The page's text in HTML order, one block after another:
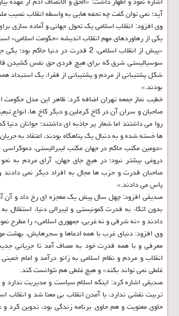
آید؛ نمی توان گفت چه تحفه هایی به واسطه انقلاب نصیب
وی افزود: انقلاب اسلامی یك تحول جهانی و آماده سازی
یكی از رهاوردهای مهم انقلاب اندیشه «حكومت اسلامی»
«پیش از انقلاب اسلامی، 2 قدرت در دنیا
سوسیالیستی شرق كه برای هیچ فردی حق نفس كشیدن
شكل پشتیبانی از مردم و پشتیبانی از فقرا، یك استبداد
بودند.»
خطیب نماز جمعه تهران اضافه كرد: ظاهر این مدل حكومت
صاحبان و سران آن در كاخ كرملین و دیگر كاخ ها، انواع
روا می داشتند اما شعار پر جاذبه ای داشتند؛ جوانان دنیا
ها خسته شده و به دنبال یك پناهگاه بودند، اعتقاد به
«دومین مكتب حاكم در جهان مكتب لیبرالیستی، دموكراسی
دروغی بیشتر نبود؛ در هیچ جای جهان، آرای مردم به
صاحبان قدرت و حزب ها مجال به افراد دیگر نمی
پاس می دادند.»
صدیقی افزود: چهل سال پیش یك معجزه ای رخ داد و آن
بدون اتكاء به قدرت كمونیستی و لیبرالی دنیا، استقلال
دادند و «نه شرقی و نه غربی، جمهوری اسلامی» را مطرح
وی افزود: دنیای غرب با همه ادعاها و سحرهایش، بهشت
معرفی و با همه قدرت خود به مصاف آمد تا جریانی
انقلاب و مردم و نظام اسلامی به زانو درآمد و امام
غلطی نمی تواند بكند» و هیچ غلطی هم نتوانست كند.
صدیقی اشاره كرد: اینكه اسلام سیاست و مدیریت ندارد و
تربیت نقشی ندارد، با آمدن انقلاب بی معنا شد و انقلاب
حاوی معنویت و هم حاوی برنامه زندگی بود، تدوین كرد و